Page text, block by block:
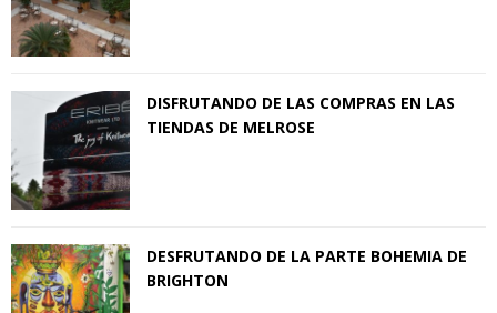
DISFRUTANDO DE LAS COMPRAS EN LAS
TIENDAS DE MELROSE
DESFRUTANDO DE LA PARTE BOHEMIA DE
BRIGHTON